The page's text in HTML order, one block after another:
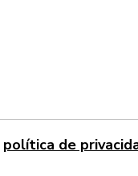
política de